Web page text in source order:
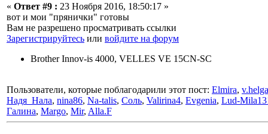
« Ответ #9 : 23 Ноября 2016, 18:50:17 »
вот и мои "прянички" готовы
Вам не разрешено просматривать ссылки
Зарегистрируйтесь или войдите на форум
Brother Innov-is 4000, VELLES VE 15CN-SC
Пользователи, которые поблагодарили этот пост: Elmira, v.helga
Надя_Нала, nina86, Na-talis, Соль, Valirina4, Evgenia, Lud-
Галина, Margo, Mir, Alla.F